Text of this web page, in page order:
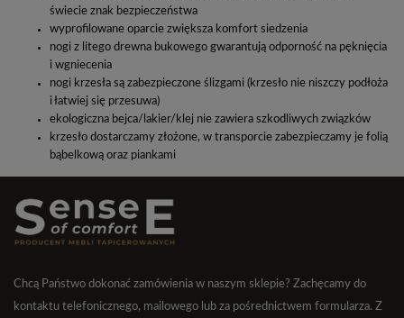
świecie znak bezpieczeństwa
wyprofilowane oparcie zwiększa komfort siedzenia
nogi z litego drewna bukowego gwarantują odporność na pęknięcia
i wgniecenia
nogi krzesła są zabezpieczone ślizgami (krzesło nie niszczy podłoża
i łatwiej się przesuwa)
ekologiczna bejca/lakier/klej nie zawiera szkodliwych związków
krzesło dostarczamy złożone, w transporcie zabezpieczamy je folią
bąbelkową oraz piankami
Chcą Państwo dokonać zamówienia w naszym sklepie? Zachęcamy do
kontaktu telefonicznego, mailowego lub za pośrednictwem formularza. Z